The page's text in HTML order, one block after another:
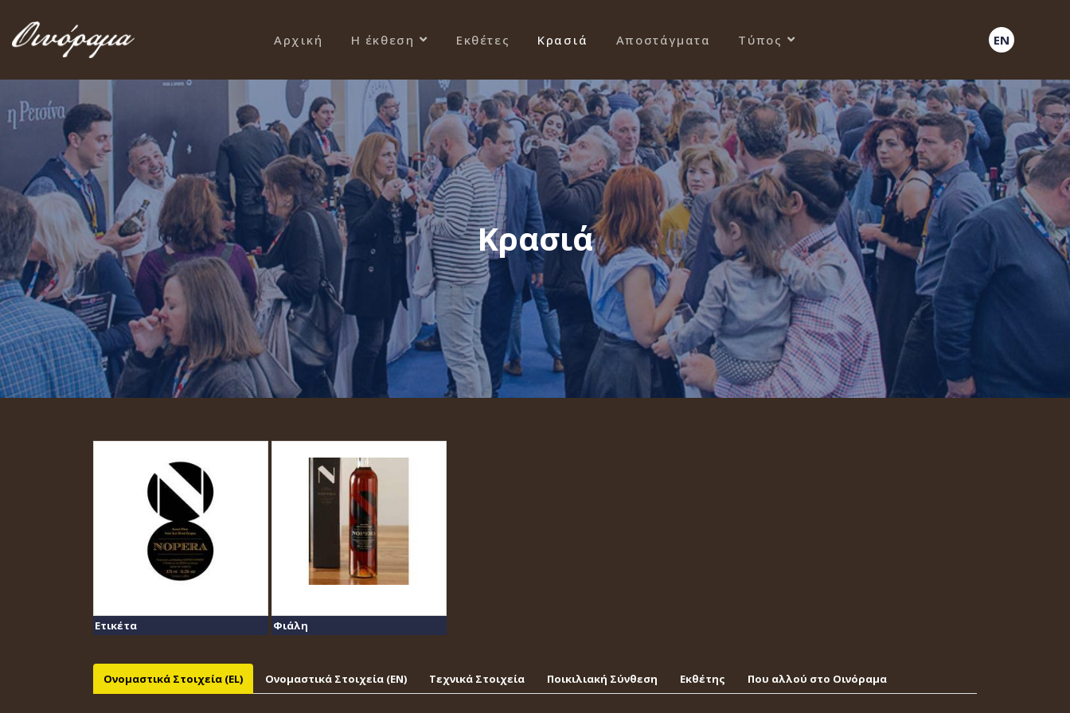
Αρχική Η έκθεση Εκθέτες Κρασιά Αποστάγματα Τύπος EN
Κρασιά
Ετικέτα Φιάλη
Ονομαστικά Στοιχεία (EL) Ονομαστικά Στοιχεία (EΝ) Τεχνικά Στοιχεία Ποικιλιακή Σύνθεση Εκθέτης Που αλλού στο Οινόραμα